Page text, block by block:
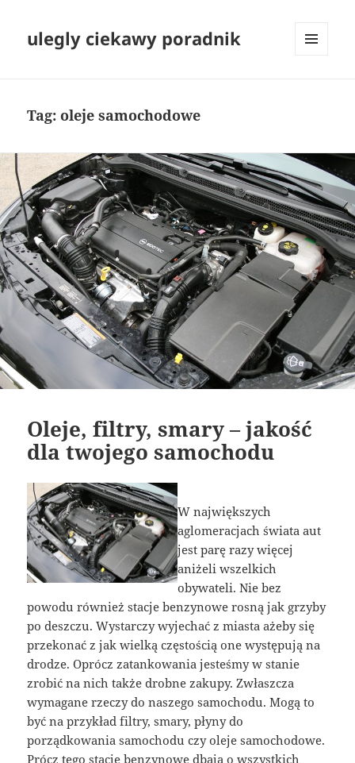
ulegly ciekawy poradnik
Tag:oleje samochodowe
Oleje, filtry, smary – jakość
dla twojego samochodu
W największych
aglomeracjach świata aut
jest parę razy więcej
aniżeli wszelkich
obywateli. Nie bez
powodu również stacje benzynowe rosną jak grzyby
po deszczu. Wystarczy wyjechać z miasta ażeby się
przekonać z jak wielką częstością one występują na
drodze. Oprócz zatankowania jesteśmy w stanie
zrobić na nich także drobne zakupy. Zwłaszcza
wymagane rzeczy do naszego samochodu. Mogą to
być na przykład filtry, smary, płyny do
porządkowania samochodu czy oleje samochodowe.
Prócz tego stacje benzynowe dbają o wszystkich